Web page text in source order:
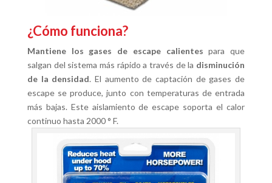
¿Cómo funciona?
Mantiene los gases de escape calientes para que
salgan del sistema más rápido a través de la disminución
de la densidad. El aumento de captación de gases de
escape se produce, junto con temperaturas de entrada
más bajas. Este aislamiento de escape soporta el calor
continuo hasta 2000 ° F.